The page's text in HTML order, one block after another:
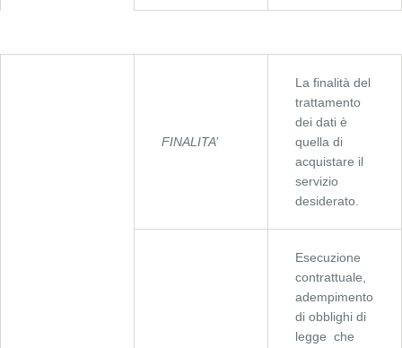
FINALITA’
La finalità del
trattamento
dei dati è
quella di
acquistare il
servizio
desiderato.
Esecuzione
contrattuale,
adempimento
di obblighi di
legge che